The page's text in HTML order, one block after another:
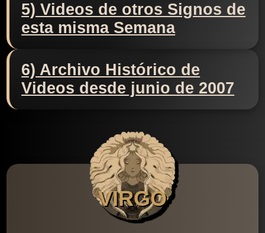
5) Videos de otros Signos de
esta misma Semana
6) Archivo Histórico de
Videos desde junio de 2007
VIRGO